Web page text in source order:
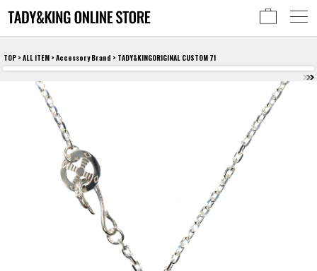
TOP > ALL ITEM > Accessory Brand > TADY&KINGORIGINAL CUSTOM 71